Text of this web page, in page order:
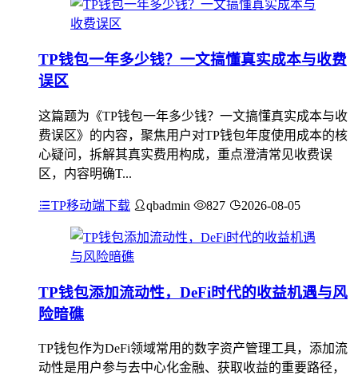
TP钱包一年多少钱？一文搞懂真实成本与收费
误区
这篇题为《TP钱包一年多少钱？一文搞懂真实成本与收
费误区》的内容，聚焦用户对TP钱包年度使用成本的核
心疑问，拆解其真实费用构成，重点澄清常见收费误
区，内容明确T...
TP移动端下载 qbadmin 827 2026-08-05
TP钱包添加流动性，DeFi时代的收益机遇与风
险暗礁
TP钱包作为DeFi领域常用的数字资产管理工具，添加流
动性是用户参与去中心化金融、获取收益的重要路径，